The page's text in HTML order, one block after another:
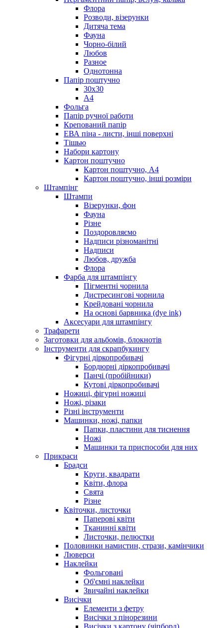
Флора
Розводи, візерунки
Дитяча тема
Фауна
Чорно-білий
Любов
Разное
Однотонна
Папір поштучно
30х30
А4
Фольга
Папір ручної работи
Крепований папір
ЕВА піна - листи, інші поверхні
Тішью
Набори картону
Картон поштучно
Картон поштучно, А4
Картон поштучно, інші розміри
Штампінг
Штампи
Візерунки, фон
Фауна
Різне
Поздоровляємо
Надписи різноманітні
Надписи
Любов, дружба
Флора
Фарба для штампінгу
Пігментні чорнила
Дистресингові чорнила
Крейдовані чорнила
На основі барвника (dye ink)
Аксесуари для штампінгу
Трафарети
Заготовки для альбомів, блокнотів
Інструменти для скрапбукингу
Фігурні діркопробивачі
Бордюрні діркопробивачі
Панчі (пробійники)
Кутові діркопробивачі
Ножиці, фігурні ножиці
Ножі, різаки
Різні інструменти
Машинки, ножі, папки
Папки, пластини для тиснення
Ножі
Машинки та приспособи для них
Прикраси
Брадси
Круги, квадрати
Квіти, флора
Свята
Різне
Квіточки, листочки
Паперові квіти
Тканинні квіти
Листочки, пелюстки
Половинки намистин, стрази, камінчики
Люверси
Наклейки
Фольговані
Об'ємні наклейки
Звичайні наклейки
Висічки
Елементи з фетру
Висічки з пінорезини
Висічки з картону (чіпборд)